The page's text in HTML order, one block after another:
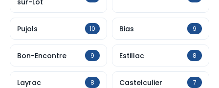
sur-Lot
Pujols 10 Bias 9
Bon-Encontre 9 Estillac 8
Layrac 8 Castelculier 7